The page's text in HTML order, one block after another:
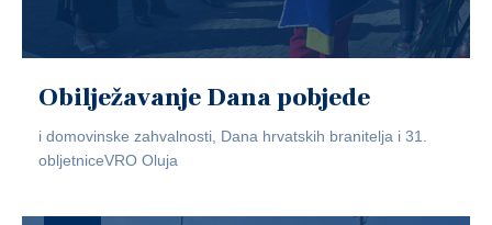
Obilježavanje Dana pobjede
i domovinske zahvalnosti, Dana hrvatskih branitelja i 31.
obljetniceVRO Oluja